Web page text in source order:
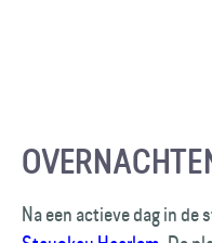
Na een actieve dag in